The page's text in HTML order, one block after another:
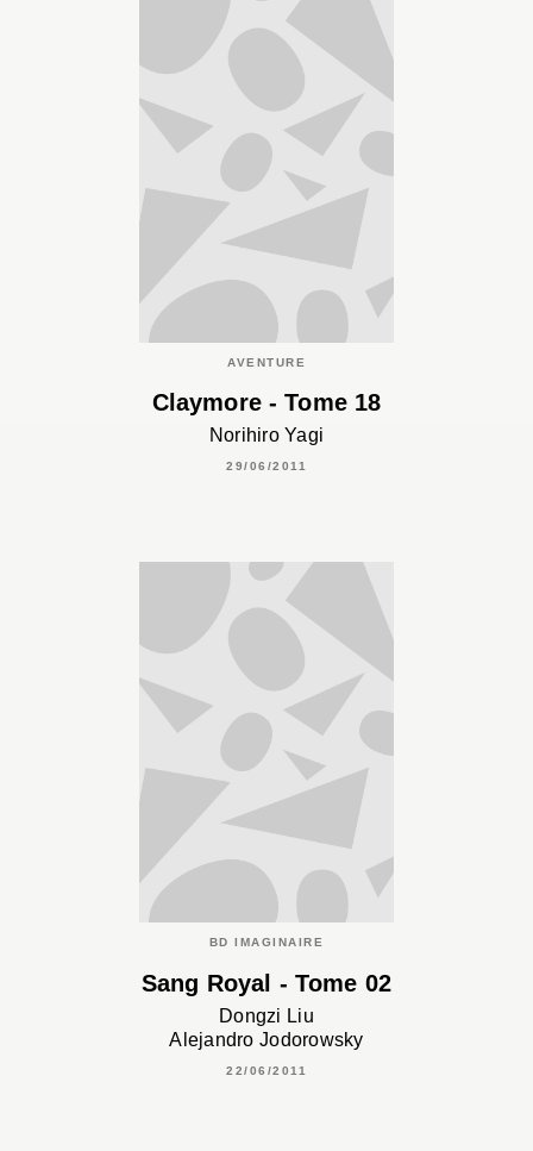
AVENTURE
Claymore - Tome 18
Norihiro Yagi
29/06/2011
BD IMAGINAIRE
Sang Royal - Tome 02
Dongzi Liu
Alejandro Jodorowsky
22/06/2011